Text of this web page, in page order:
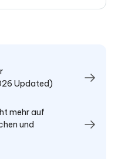
Updated)
mehr auf
und